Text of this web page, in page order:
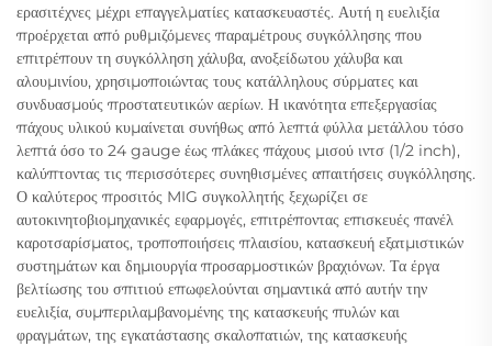
ερασιτέχνες μέχρι επαγγελματίες κατασκευαστές. Αυτή η ευελιξία
προέρχεται από ρυθμιζόμενες παραμέτρους συγκόλλησης που
επιτρέπουν τη συγκόλληση χάλυβα, ανοξείδωτου χάλυβα και
αλουμινίου, χρησιμοποιώντας τους κατάλληλους σύρματες και
συνδυασμούς προστατευτικών αερίων. Η ικανότητα επεξεργασίας
πάχους υλικού κυμαίνεται συνήθως από λεπτά φύλλα μετάλλου τόσο
λεπτά όσο το 24 gauge έως πλάκες πάχους μισού ιντσ (1/2 inch),
καλύπτοντας τις περισσότερες συνηθισμένες απαιτήσεις συγκόλλησης.
Ο καλύτερος προσιτός MIG συγκολλητής ξεχωρίζει σε
αυτοκινητοβιομηχανικές εφαρμογές, επιτρέποντας επισκευές πανέλ
καροτσαρίσματος, τροποποιήσεις πλαισίου, κατασκευή εξατμιστικών
συστημάτων και δημιουργία προσαρμοστικών βραχιόνων. Τα έργα
βελτίωσης του σπιτιού επωφελούνται σημαντικά από αυτήν την
ευελιξία, συμπεριλαμβανομένης της κατασκευής πυλών και
φραγμάτων, της εγκατάστασης σκαλοπατιών, της κατασκευής